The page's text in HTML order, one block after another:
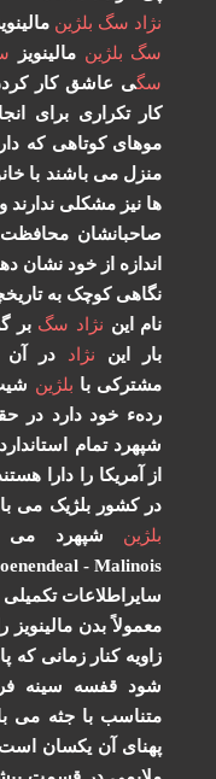
نژاد سگ بلژین
سگ بلژین مالینویز
سگی عاشق کار
کار تکراری برای
موهای کوتاهی که
منزل می باشند با
ها نیز مشکلی ندارند و
صاحبانشان
اندازه از خود نشان
نگاهی کوچک به
نام این نژاد سگ بر
بار این نژاد در آن
مشترکی با بلژین
ردهء خود دارد در
شپهرد تمام
از آمریکا را دارا
در کشور بلژیک می
بلژین
- Malinois
سایراطلاعات تکمیلی
معمولاً بدن مالینویز
زاویه کنار زمانی
شود قفسه سینه
متناسب با جثه می
پهنای آن یکسان است